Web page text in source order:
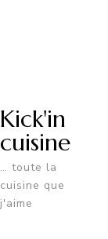
Kick'in
cuisine
… toute la
cuisine que
j'aime